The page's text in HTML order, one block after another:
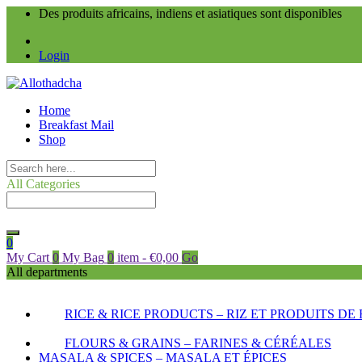
Des produits africains, indiens et asiatiques sont disponibles
Login
Home
Breakfast Mail
Shop
All Categories
0
My Cart 0 My Bag 0 item - €0,00 Go
All departments
RICE & RICE PRODUCTS – RIZ ET PRODUITS DE
FLOURS & GRAINS – FARINES & CÉRÉALES
MASALA & SPICES – MASALA ET ÉPICES